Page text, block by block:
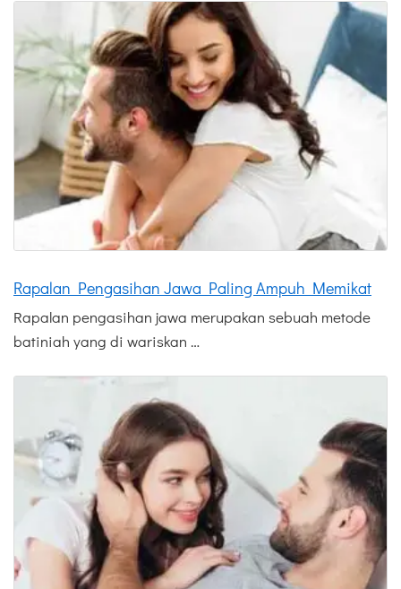
Rapalan Pengasihan Jawa Paling Ampuh Memikat
Rapalan pengasihan jawa merupakan sebuah metode
batiniah yang di wariskan …